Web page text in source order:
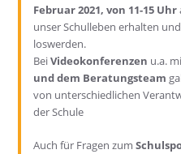
Februar 2021, von 11-15 Uhr
unser Schulleben erhalten
loswerden.
BeiVideokonferenzen u.a.
und dem Beratungsteam
von unterschiedlichen
der Schule
Auch für Fragen zum